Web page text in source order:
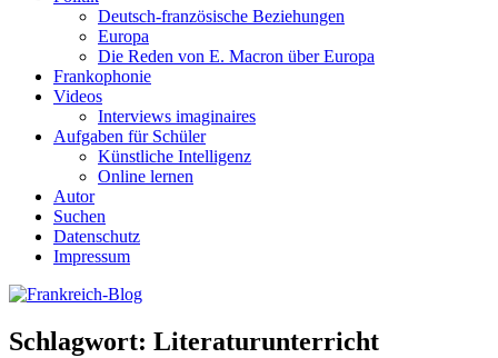
Deutsch-französische Beziehungen
Europa
Die Reden von E. Macron über Europa
Frankophonie
Videos
Interviews imaginaires
Aufgaben für Schüler
Künstliche Intelligenz
Online lernen
Autor
Suchen
Datenschutz
Impressum
Schlagwort: Literaturunterricht